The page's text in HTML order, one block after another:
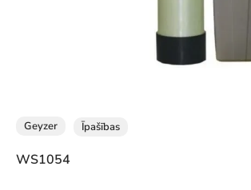
Geyzer Īpašības
WS1054